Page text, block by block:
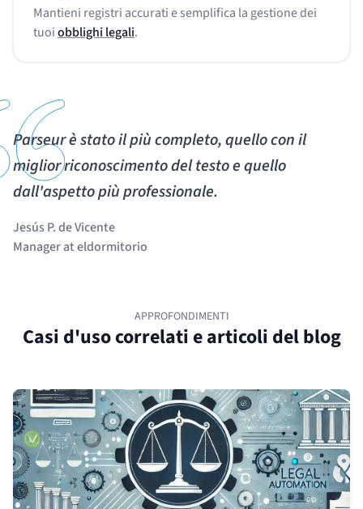
Mantieni registri accurati e semplifica la gestione dei
tuoiobblighi legali.
Parseur è stato il più completo, quello con il
miglior riconoscimento del testo e quello
dall'aspetto più professionale.
Jesús P. de Vicente
Manager at eldormitorio
APPROFONDIMENTI
Casi d'uso correlati e articoli del blog